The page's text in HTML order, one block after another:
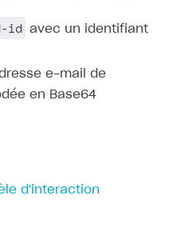
id avec un identifiant
e-mail de
en Base64
d'interaction